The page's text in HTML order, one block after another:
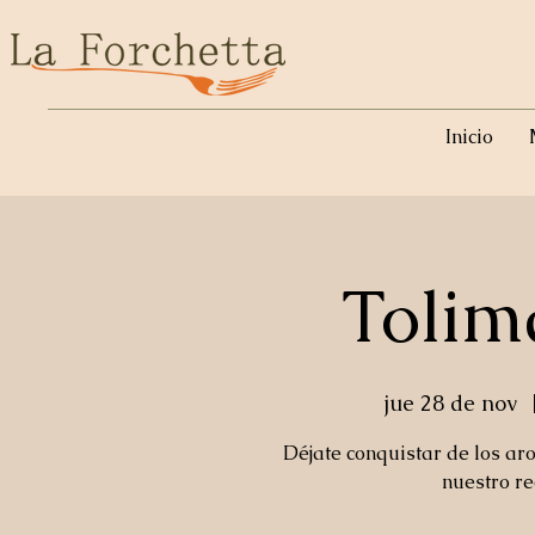
Inicio
jue 28 de nov
Déjate conquistar de los
nuestro